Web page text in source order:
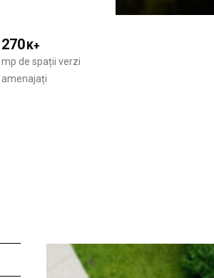
270K+
mp de spații verzi
amenajați